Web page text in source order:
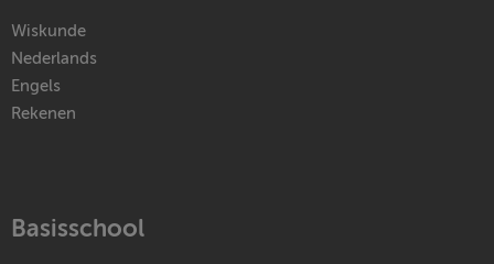
Wiskunde
Nederlands
Engels
Rekenen
Basisschool